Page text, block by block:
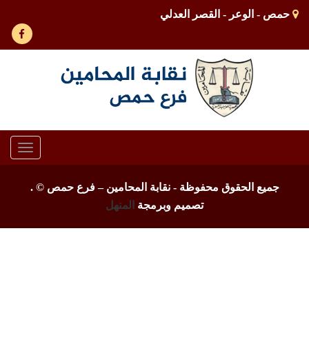
حمص - الوعر - القصر العدلي
جميع الحقوق محفوظة - نقابة المحامين – فرع حمص ©.
تصميم وبرمجة
المنهل